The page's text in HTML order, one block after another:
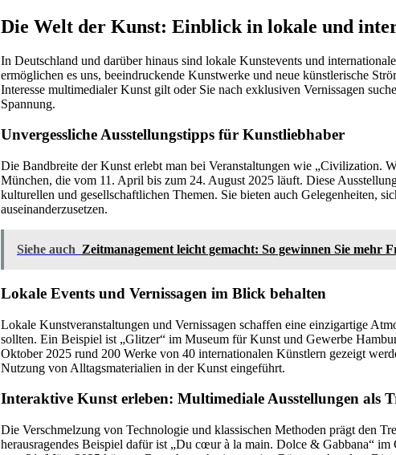
Die Welt der Kunst: Einblick in lokale und
In Deutschland und darüber hinaus sind lokale Kunstevents und
ermöglichen es uns, beeindruckende Kunstwerke und neue künstlerische
Interesse multimedialer Kunst gilt oder Sie nach exklusiven Vernissagen
Spannung.
Unvergessliche Ausstellungstipps für Kunstliebhaber
Die Bandbreite der Kunst erlebt man bei Veranstaltungen wie „Civilization.
München, die vom 11. April bis zum 24. August 2025 läuft. Diese
kulturellen und gesellschaftlichen Themen. Sie bieten auch Gelegenheiten,
auseinanderzusetzen.
Siehe auch Zeitmanagement leicht gemacht: So gewinnen Sie mehr
Lokale Events und Vernissagen im Blick behalten
Lokale Kunstveranstaltungen und Vernissagen schaffen eine einzigartige
sollten. Ein Beispiel ist „Glitzer“ im Museum für Kunst und Gewerbe
Oktober 2025 rund 200 Werke von 40 internationalen Künstlern gezeigt
Nutzung von Alltagsmaterialien in der Kunst eingeführt.
Interaktive Kunst erleben: Multimediale Ausstellungen als
Die Verschmelzung von Technologie und klassischen Methoden prägt den
herausragendes Beispiel dafür ist „Du cœur à la main. Dolce & Gabbana“ im